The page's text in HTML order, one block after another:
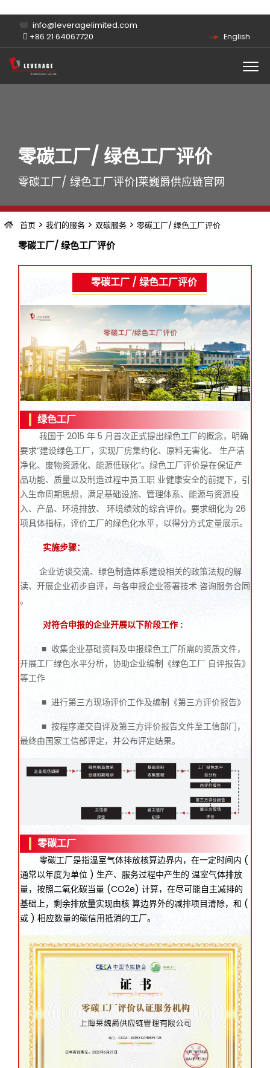
info@leveragelimited.com
+86 21 64067720
English
零碳工厂/ 绿色工厂评价
零碳工厂/ 绿色工厂评价|莱巍爵供应链官网
首页 > 我们的服务 > 双碳服务 > 零碳工厂/ 绿色工厂评价
零碳工厂/ 绿色工厂评价
零碳工厂 / 绿色工厂评价
绿色工厂
我国于 2015 年 5 月首次正式提出绿色工厂的概念，明确
要求“建设绿色工厂，实现厂房集约化、原料无害化、 生产洁
净化、废物资源化、能源低碳化”。绿色工厂评价是在保证产
品功能、质量以及制造过程中员工职 业健康安全的前提下，引
入生命周期思想，满足基础设施、管理体系、能源与资源投
入、产品、环境排放、 环境绩效的综合评价。要求细化为 26
项具体指标，评价工厂的绿色化水平，以得分方式定量展示。
实施步骤：
企业访谈交流、绿色制造体系建设相关的政策法规的解
读、开展企业初步自评，与各申报企业签署技术 咨询服务合同
。
对符合申报的企业开展以下阶段工作 :
■ 收集企业基础资料及申报绿色工厂所需的资质文件，
开展工厂绿色水平分析，协助企业编制《绿色工厂 自评报告》
等工作
■ 进行第三方现场评价工作及编制《第三方评价报告》
■ 按程序递交自评及第三方评价报告文件至工信部门，
最终由国家工信部评定，并公布评定结果。
零碳工厂
零碳工厂是指温室气体排放核算边界内，在一定时间内 (
通常以年度为单位 ) 生产、服务过程中产生的 温室气体排放
量，按照二氧化碳当量 (CO2e) 计算，在尽可能自主减排的
基础上，剩余排放量实现由核 算边界外的减排项目清除，和 (
或 ) 相应数量的碳信用抵消的工厂。